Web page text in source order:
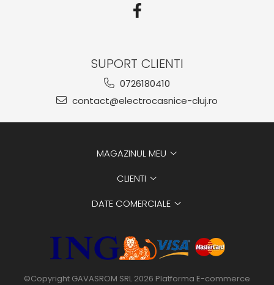
SUPORT CLIENTI
0726180410
contact@electrocasnice-cluj.ro
MAGAZINUL MEU
CLIENTI
DATE COMERCIALE
©Copyright GAVASROM SRL 2026 Platforma E-commerce